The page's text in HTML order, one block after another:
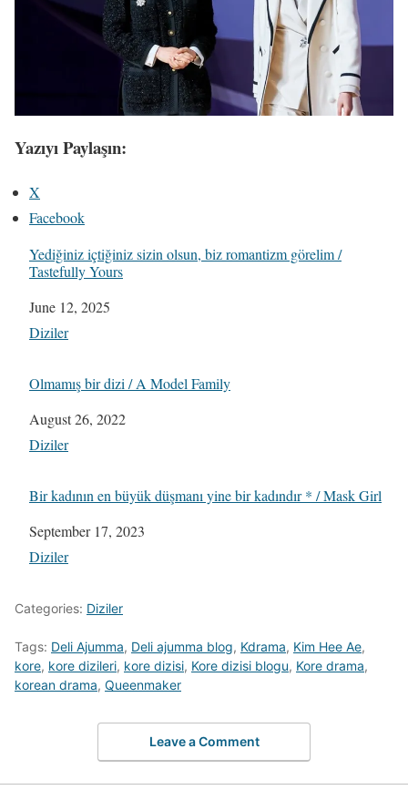
Yazıyı Paylaşın:
X
Facebook
Yediğiniz içtiğiniz sizin olsun, biz romantizm görelim /
Tastefully Yours
Date
June 12, 2025
In relation to
Diziler
Olmamış bir dizi / A Model Family
Date
August 26, 2022
In relation to
Diziler
Bir kadının en büyük düşmanı yine bir kadındır * / Mask Girl
Date
September 17, 2023
In relation to
Diziler
Categories: Diziler
Tags: Deli Ajumma, Deli ajumma blog, Kdrama, Kim Hee Ae,
kore, kore dizileri, kore dizisi, Kore dizisi blogu, Kore drama,
korean drama, Queenmaker
Leave a Comment